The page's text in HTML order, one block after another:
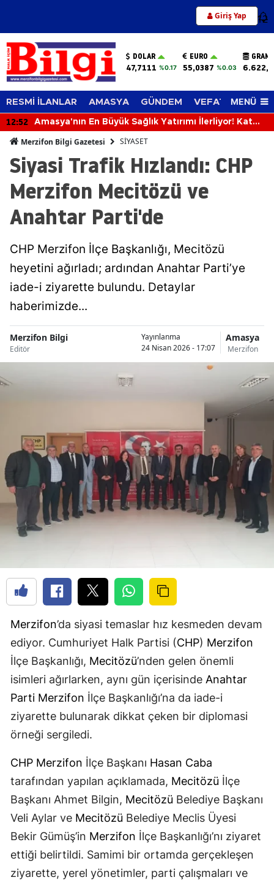
Giriş Yap 12
DOLAR
47,7111 %0.17
EURO
55,0387 %0.03
RESMİ İLANLAR AMASYA GÜNDEM VEFAT EDENLER
MENÜ
12:52
Amasya'nın En Büyük Sağlık Yatırımı İlerliyor! Kat
Merzifon Bilgi Gazetesi SİYASET
Siyasi Trafik Hızlandı: CHP
Merzifon Mecitözü ve
Anahtar Parti'de
CHP Merzifon İlçe Başkanlığı, Mecitözü
heyetini ağırladı; ardından Anahtar Parti’ye
iade-i ziyarette bulundu. Detaylar
haberimizde...
Merzifon Bilgi
Editör
Yayınlanma
24 Nisan 2026 - 17:07
Amasya
Merzifon
Merzifon’da siyasi temaslar hız kesmeden devam
ediyor. Cumhuriyet Halk Partisi (CHP) Merzifon
İlçe Başkanlığı, Mecitözü’nden gelen önemli
isimleri ağırlarken, aynı gün içerisinde Anahtar
Parti Merzifon İlçe Başkanlığı’na da iade-i
ziyarette bulunarak dikkat çeken bir diplomasi
örneği sergiledi.
CHP Merzifon İlçe Başkanı Hasan Caba
tarafından yapılan açıklamada, Mecitözü İlçe
Başkanı Ahmet Bilgin, Mecitözü Belediye Başkanı
Veli Aylar ve Mecitözü Belediye Meclis Üyesi
Bekir Gümüş’in Merzifon İlçe Başkanlığı’nı ziyaret
ettiği belirtildi. Samimi bir ortamda gerçekleşen
ziyarette, yerel yönetimler, parti çalışmaları ve